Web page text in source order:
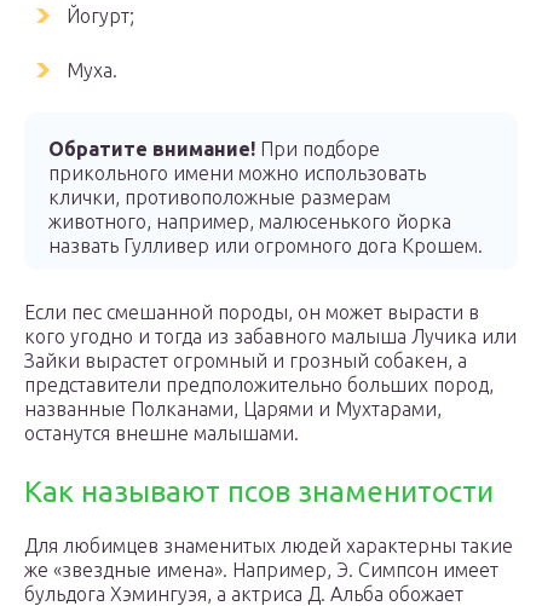
Йогурт;
Муха.
Обратите внимание! При подборе
прикольного имени можно использовать
клички, противоположные размерам
животного, например, малюсенького йорка
назвать Гулливер или огромного дога Крошем.
Если пес смешанной породы, он может вырасти в
кого угодно и тогда из забавного малыша Лучика или
Зайки вырастет огромный и грозный собакен, а
представители предположительно больших пород,
названные Полканами, Царями и Мухтарами,
останутся внешне малышами.
Как называют псов знаменитости
Для любимцев знаменитых людей характерны такие
же «звездные имена». Например, Э. Симпсон имеет
бульдога Хэмингуэя, а актриса Д. Альба обожает